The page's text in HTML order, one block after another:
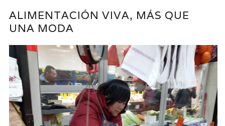
ALIMENTACIÓN VIVA, MÁS QUE
UNA MODA